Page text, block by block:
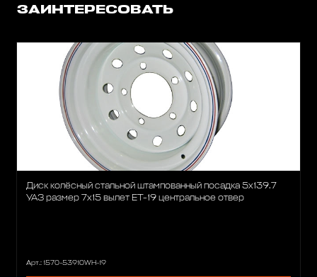
ЗАИНТЕРЕСОВАТЬ
Диск колёсный стальной штампованный посадка 5x139.7
УАЗ размер 7х15 вылет ET-19 центральное отвер
Арт.: 1570-53910WH-19